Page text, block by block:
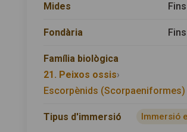
Mides
Fondària
Família biològica
21. Peixos ossis›
Escorpènids (Scorpaeniformes)
Tipus d'immersió Immersió